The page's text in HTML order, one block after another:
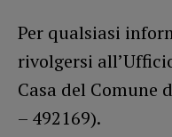
Per qualsiasi
rivolgersi
Casa del Comune
– 492169).